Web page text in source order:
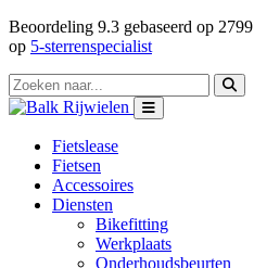
Beoordeling 9.3 gebaseerd op 2799
op 5-sterrenspecialist
Fietslease
Fietsen
Accessoires
Diensten
Bikefitting
Werkplaats
Onderhoudsbeurten